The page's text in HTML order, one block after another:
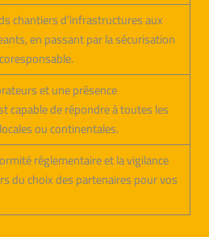
chantiers d’infrastructures aux
en passant par la sécurisation
et une présence
capable de répondre à toutes les
ou continentales.
réglementaire et la vigilance
du choix des partenaires pour vos